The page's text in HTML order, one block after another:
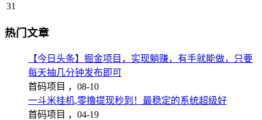
31
热门文章
【今日头条】掘金项目，实现躺赚，有手就能做，只要
每天抽几分钟发布即可
首码项目 ， 08-10
一斗米挂机,零撸提现秒到！最稳定的系统超级好
首码项目 ， 04-19